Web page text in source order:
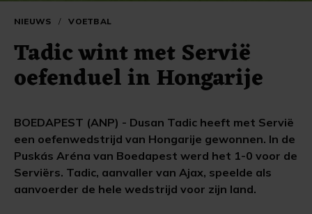
NIEUWS / VOETBAL
Tadic wint met Servië
oefenduel in Hongarije
BOEDAPEST (ANP) - Dusan Tadic heeft met Servië
een oefenwedstrijd van Hongarije gewonnen. In de
Puskás Aréna van Boedapest werd het 1-0 voor de
Serviërs. Tadic, aanvaller van Ajax, speelde als
aanvoerder de hele wedstrijd voor zijn land.